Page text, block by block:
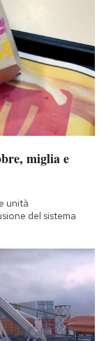
miglia e
unità
del sistema